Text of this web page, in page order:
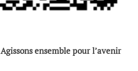
Agissons ensemble pour l’avenir